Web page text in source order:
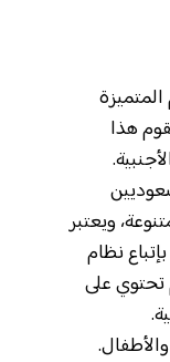
هذا
ويعتبر
نظام
تحتوي على